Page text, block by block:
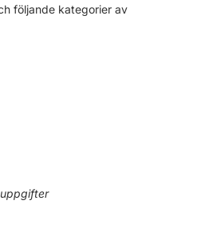
följande kategorier av